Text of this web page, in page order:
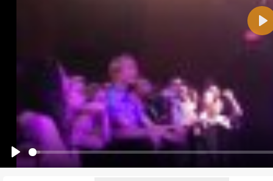
Alle HTML-Tags außer <br>, <strike> und <i> werden aus Deinem Kommentar entfernt.
URLs werden automatisch umgewandelt. Bitte verwende "www." oder "http://" in URLs
Ich möchte eine E-Mail, wenn zu meinem Kommentar Antworten erscheinen.
Ich möchte eine E-Mail, wenn auf dieser Seite weitere Kommentare erscheinen.